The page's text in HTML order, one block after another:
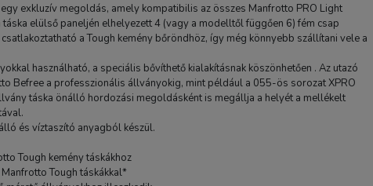
exkluzív megoldás, amely kompatibilis az összes Manfrotto PRO Light
elülső paneljén elhelyezett 4 (vagy a modelltől függően 6) fém csap
a Tough kemény bőröndhöz, így még könnyebb szállítani vele a
használható, a speciális bővíthető kialakításnak köszönhetően . Az utazó
Befree a professzionális állványokig, mint például a 055-ös sorozat XPRO
táska önálló hordozási megoldásként is megállja a helyét a mellékelt
és víztaszító anyagból készül.
Tough kemény táskákhoz
Tough táskákkal*